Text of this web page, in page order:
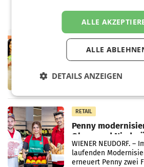
RETAIL
Eine Bühne für
Müller informieren
Über den gesamten
Altstoff Recycling
„Kreislauf-Helden“
Müller-Filialen
RETAIL
Penny
Ober- und
WIENER NEUDORF. –
laufenden
erneuert Penny zwei
ALLE
ALLE
DETAILS ANZEIGEN